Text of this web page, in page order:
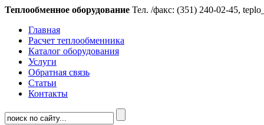
Теплообменное оборудование Тел. /факс: (351) 240-02-45,
Главная
Расчет теплообменника
Каталог оборудования
Услуги
Обратная связь
Статьи
Контакты